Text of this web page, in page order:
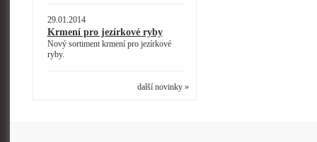
29.01.2014
Krmení pro jezírkové ryby
Nový sortiment krmení pro jezírkové
ryby.
další novinky »